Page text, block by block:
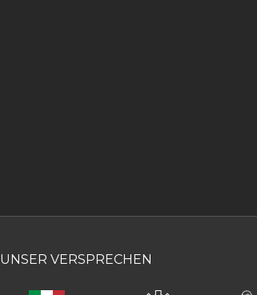
UNSER VERSPRECHEN